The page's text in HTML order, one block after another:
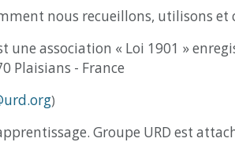
nous recueillons, utilisons et
association « Loi 1901 »
Plaisians - France
)
Groupe URD est